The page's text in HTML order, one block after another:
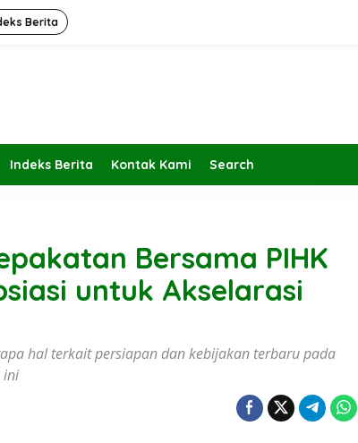
Berita
Indeks Berita Kontak Kami Search
Bersama PIHK
untuk Akselarasi
hal terkait persiapan dan kebijakan terbaru pada
ini
dan Fungsi
Jalurnya
Diam; Kekuatan Sunyi dalam
Kedamaian Jiwa